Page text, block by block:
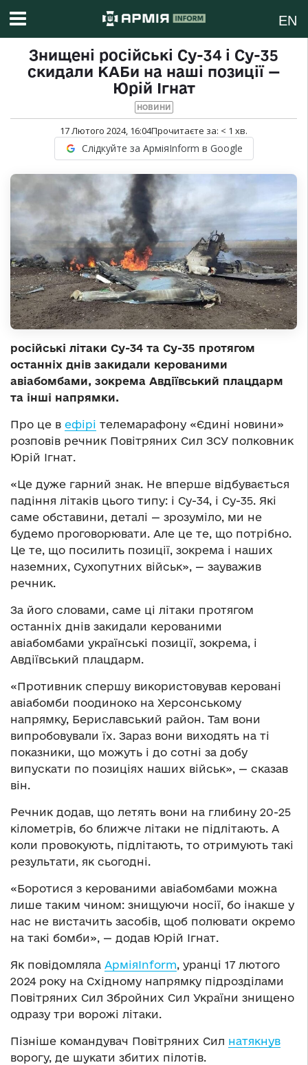
EN
Знищені російські Су-34 і Су-35
скидали КАБи на наші позиції —
Юрій Ігнат
НОВИНИ
17 Лютого 2024, 16:04Прочитаєте за: < 1 хв.
Слідкуйте за АрміяInform в Google
російські літаки Су-34 та Су-35 протягом
останніх днів закидали керованими
авіабомбами, зокрема Авдіївський плацдарм
та інші напрямки.
Про це в ефірі телемарафону «Єдині новини»
розповів речник Повітряних Сил ЗСУ полковник
Юрій Ігнат.
«Це дуже гарний знак. Не вперше відбувається
падіння літаків цього типу: і Су-34, і Су-35. Які
саме обставини, деталі — зрозуміло, ми не
будемо проговорювати. Але це те, що потрібно.
Це те, що посилить позиції, зокрема і наших
наземних, Сухопутних військ», — зауважив
речник.
За його словами, саме ці літаки протягом
останніх днів закидали керованими
авіабомбами українські позиції, зокрема, і
Авдіївський плацдарм.
«Противник спершу використовував керовані
авіабомби поодиноко на Херсонському
напрямку, Бериславський район. Там вони
випробовували їх. Зараз вони виходять на ті
показники, що можуть і до сотні за добу
випускати по позиціях наших військ», — сказав
він.
Речник додав, що летять вони на глибину 20-25
кілометрів, бо ближче літаки не підлітають. А
коли провокують, підлітають, то отримують такі
результати, як сьогодні.
«Боротися з керованими авіабомбами можна
лише таким чином: знищуючи носії, бо інакше у
нас не вистачить засобів, щоб полювати окремо
на такі бомби», — додав Юрій Ігнат.
Як повідомляла АрміяInform, уранці 17 лютого
2024 року на Східному напрямку підрозділами
Повітряних Сил Збройних Сил України знищено
одразу три ворожі літаки.
Пізніше командувач Повітряних Сил натякнув
ворогу, де шукати збитих пілотів.